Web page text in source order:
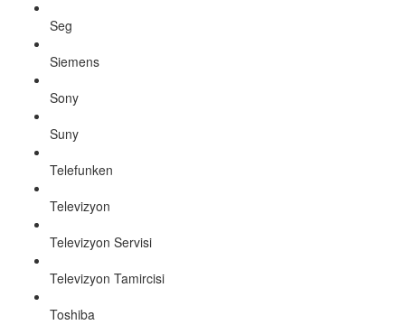
Seg
Siemens
Sony
Suny
Telefunken
Televizyon
Televizyon Servisi
Televizyon Tamircisi
Toshiba